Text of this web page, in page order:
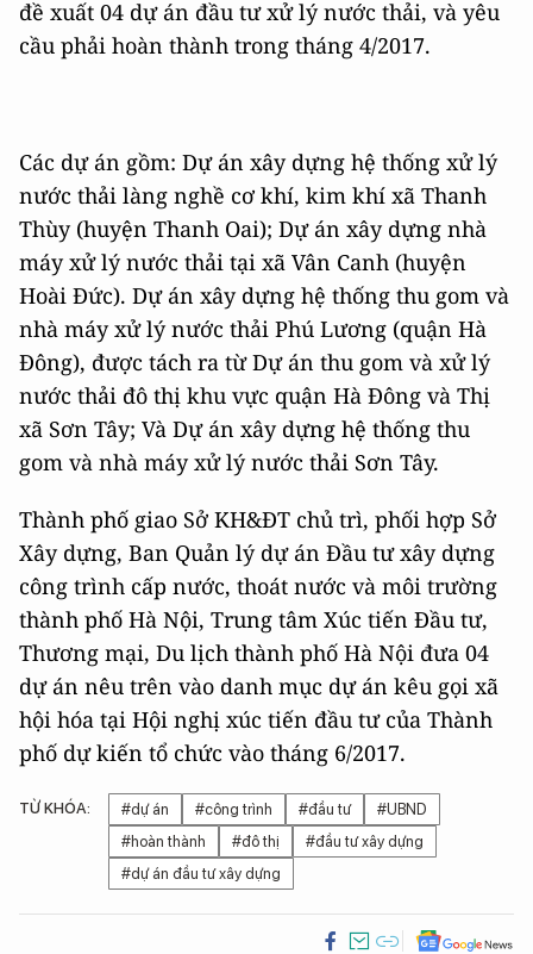
đề xuất 04 dự án đầu tư xử lý nước thải, và yêu
cầu phải hoàn thành trong tháng 4/2017.
Các dự án gồm: Dự án xây dựng hệ thống xử lý
nước thải làng nghề cơ khí, kim khí xã Thanh
Thùy (huyện Thanh Oai); Dự án xây dựng nhà
máy xử lý nước thải tại xã Vân Canh (huyện
Hoài Đức). Dự án xây dựng hệ thống thu gom và
nhà máy xử lý nước thải Phú Lương (quận Hà
Đông), được tách ra từ Dự án thu gom và xử lý
nước thải đô thị khu vực quận Hà Đông và Thị
xã Sơn Tây; Và Dự án xây dựng hệ thống thu
gom và nhà máy xử lý nước thải Sơn Tây.
Thành phố giao Sở KH&ĐT chủ trì, phối hợp Sở
Xây dựng, Ban Quản lý dự án Đầu tư xây dựng
công trình cấp nước, thoát nước và môi trường
thành phố Hà Nội, Trung tâm Xúc tiến Đầu tư,
Thương mại, Du lịch thành phố Hà Nội đưa 04
dự án nêu trên vào danh mục dự án kêu gọi xã
hội hóa tại Hội nghị xúc tiến đầu tư của Thành
phố dự kiến tổ chức vào tháng 6/2017.
TỪ KHÓA: #dự án #công trình #đầu tư
#UBND
#hoàn thành
#đô thị
#đầu tư xây dựng
#dự án đầu tư xây dựng